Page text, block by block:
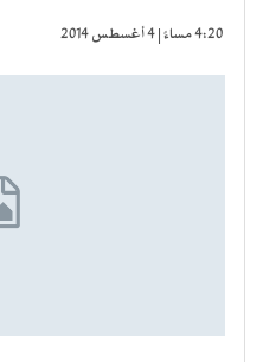
4:20 مساءً | 4 أغسطس 2014